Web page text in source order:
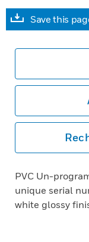
Save this
PVC Un-
unique serial
white glossy